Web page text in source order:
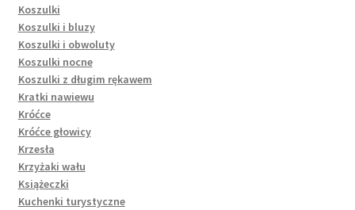
Koszulki
Koszulki i bluzy
Koszulki i obwoluty
Koszulki nocne
Koszulki z długim rękawem
Kratki nawiewu
Króćce
Króćce głowicy
Krzesła
Krzyżaki wału
Książeczki
Kuchenki turystyczne